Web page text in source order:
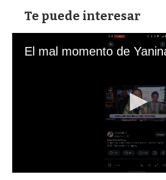
Te puede interesar